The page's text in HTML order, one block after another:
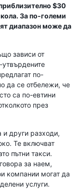
$30
За по-големи
диапазон може да
зависи от
по-
да се отбележи, че
са по-евтини
през
други разходи,
Те включват
пътни такси.
за наем,
компании могат да
услуги.